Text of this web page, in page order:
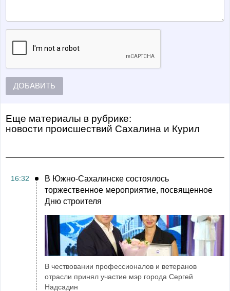
ДОБАВИТЬ
Еще материалы в рубрике:
Новости происшествий Сахалина и Курил
16:32
В Южно-Сахалинске состоялось
торжественное мероприятие, посвященное
Дню строителя
В чествовании профессионалов и ветеранов
отрасли принял участие мэр города Сергей
Надсадин